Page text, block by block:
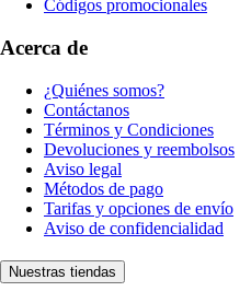
Códigos promocionales
Acerca de
¿Quiénes somos?
Contáctanos
Términos y Condiciones
Devoluciones y reembolsos
Aviso legal
Métodos de pago
Tarifas y opciones de envío
Aviso de confidencialidad
Nuestras tiendas